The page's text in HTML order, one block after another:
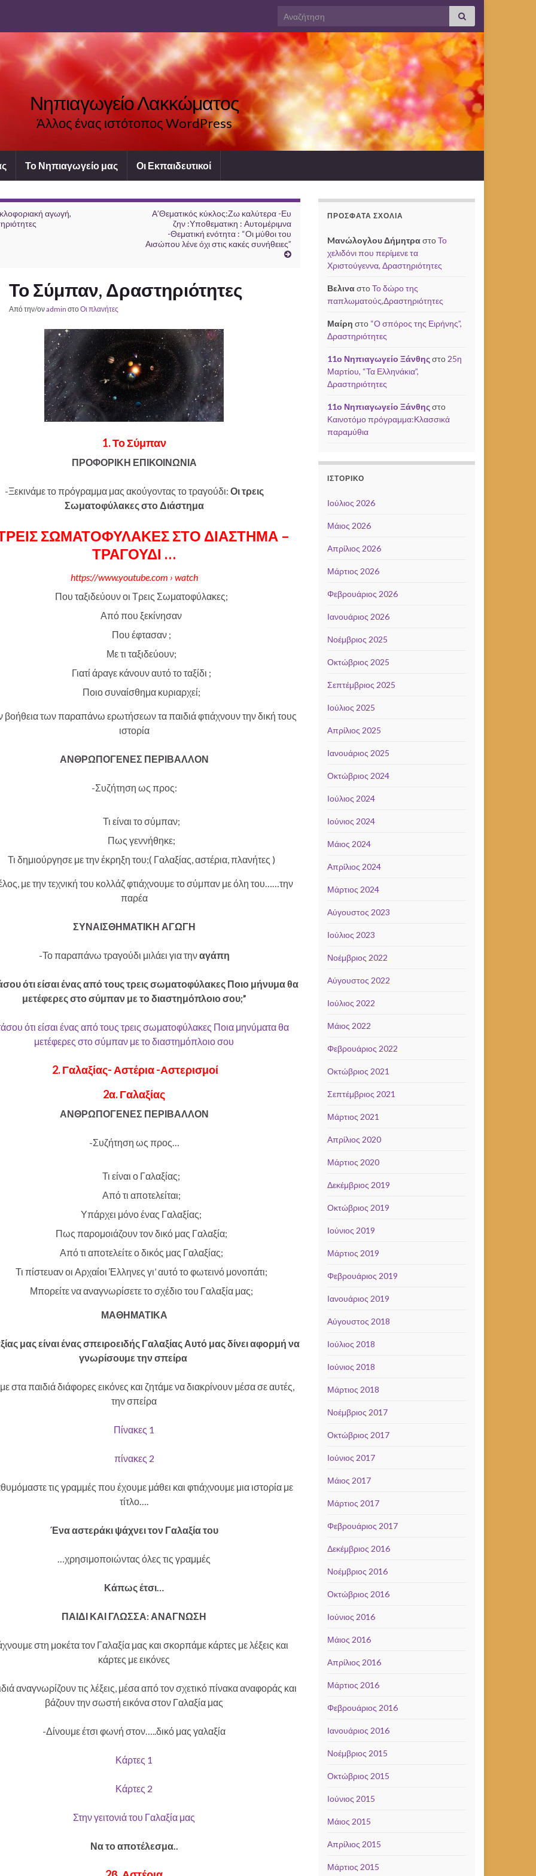
Search for:
Νηπιαγωγείο Λακκώματος
Άλλος ένας ιστότοπος WordPress
Το Νηπιαγωγείο μας Οι Εκπαιδευτικοί
αγωγή,
Α’Θεματικός κύκλος:Ζω καλύτερα -Ευ
ζην :Υποθεματικη : Αυτομέριμνα
-Θεματική ενότητα : “Οι μύθοι του
Αισώπου λένε όχι στις κακές συνήθειες”
Το Σύμπαν, Δραστηριότητες
Από την/ονadmin στοΟι πλανήτες
1. Το Σύμπαν
ΠΡΟΦΟΡΙΚΗ ΕΠΙΚΟΙΝΩΝΙΑ
-Ξεκινάμε το πρόγραμμα μας ακούγοντας το τραγούδι: Οι τρεις
Σωματοφύλακες στο Διάστημα
ΣΩΜΑΤΟΦΥΛΑΚΕΣ ΣΤΟ ΔΙΑΣΤΗΜΑ –
ΤΡΑΓΟΥΔΙ …
https://www.youtube.com › watch
Που ταξιδεύουν οι Τρεις Σωματοφύλακες;
Από που ξεκίνησαν
Που έφτασαν ;
Με τι ταξιδεύουν;
Γιατί άραγε κάνουν αυτό το ταξίδι ;
Ποιο συναίσθημα κυριαρχεί;
βοήθεια των παραπάνω ερωτήσεων τα παιδιά φτιάχνουν την δική τους
ιστορία
ΑΝΘΡΩΠΟΓΕΝΕΣ ΠΕΡΙΒΑΛΛΟΝ
-Συζήτηση ως προς:
Τι είναι το σύμπαν;
Πως γεννήθηκε;
Τι δημιούργησε με την έκρηξη του;( Γαλαξίας, αστέρια, πλανήτες )
με την τεχνική του κολλάζ φτιάχνουμε το σύμπαν με όλη του……την
παρέα
ΣΥΝΑΙΣΘΗΜΑΤΙΚΗ ΑΓΩΓΗ
-Το παραπάνω τραγούδι μιλάει για τηναγάπη
ότι είσαι ένας από τους τρεις σωματοφύλακες Ποιο μήνυμα θα
μετέφερες στο σύμπαν με το διαστημόπλοιο σου;”
ότι είσαι ένας από τους τρεις σωματοφύλακες Ποια μηνύματα θα
μετέφερες στο σύμπαν με το διαστημόπλοιο σου
2. Γαλαξίας- Αστέρια -Αστερισμοί
2α. Γαλαξίας
ΑΝΘΡΩΠΟΓΕΝΕΣ ΠΕΡΙΒΑΛΛΟΝ
-Συζήτηση ως προς…
Τι είναι ο Γαλαξίας;
Από τι αποτελείται;
Υπάρχει μόνο ένας Γαλαξίας;
Πως παρομοιάζουν τον δικό μας Γαλαξία;
Από τι αποτελείτε ο δικός μας Γαλαξίας;
Τι πίστευαν οι Αρχαίοι Έλληνες γι’ αυτό το φωτεινό μονοπάτι;
Μπορείτε να αναγνωρίσετε το σχέδιο του Γαλαξία μας;
ΜΑΘΗΜΑΤΙΚΑ
μας είναι ένας σπειροειδής Γαλαξίας Αυτό μας δίνει αφορμή να
γνωρίσουμε την σπείρα
στα παιδιά διάφορες εικόνες και ζητάμε να διακρίνουν μέσα σε αυτές,
την σπείρα
Πίνακες 1
πίνακες 2
τις γραμμές που έχουμε μάθει και φτιάχνουμε μια ιστορία με
τίτλο….
Ένα αστεράκι ψάχνει τον Γαλαξία του
…χρησιμοποιώντας όλες τις γραμμές
Κάπως έτσι…
ΠΑΙΔΙ ΚΑΙ ΓΛΩΣΣΑ: ΑΝΑΓΝΩΣΗ
στη μοκέτα τον Γαλαξία μας και σκορπάμε κάρτες με λέξεις και
κάρτες με εικόνες
αναγνωρίζουν τις λέξεις, μέσα από τον σχετικό πίνακα αναφοράς και
βάζουν την σωστή εικόνα στον Γαλαξία μας
-Δίνουμε έτσι φωνή στον…..δικό μας γαλαξία
Κάρτες 1
Κάρτες 2
Στην γειτονιά του Γαλαξία μας
Να το αποτέλεσμα..
ΠΡΌΣΦΑΤΑ ΣΧΌΛΙΑ
Mανώλογλου ΔήμητραστοΤο
χελιδόνι που περίμενε τα
Χριστούγεννα, Δραστηριότητες
ΒελιναστοΤο δώρο της
παπλωματούς,Δραστηριότητες
Μαίρη στο “Ο σπόρος της Ειρήνης”,
Δραστηριότητες
11ο Νηπιαγωγείο Ξάνθηςστο 25η
Μαρτίου, “Τα Ελληνάκια”,
Δραστηριότητες
11ο Νηπιαγωγείο Ξάνθηςστο
Καινοτόμο πρόγραμμα:Κλασσικά
παραμύθια
ΙΣΤΟΡΙΚΌ
Ιούλιος 2026
Μάιος 2026
Απρίλιος 2026
Μάρτιος 2026
Φεβρουάριος 2026
Ιανουάριος 2026
Νοέμβριος 2025
Οκτώβριος 2025
Σεπτέμβριος 2025
Ιούλιος 2025
Απρίλιος 2025
Ιανουάριος 2025
Οκτώβριος 2024
Ιούλιος 2024
Ιούνιος 2024
Μάιος 2024
Απρίλιος 2024
Μάρτιος 2024
Αύγουστος 2023
Ιούλιος 2023
Νοέμβριος 2022
Αύγουστος 2022
Ιούλιος 2022
Μάιος 2022
Φεβρουάριος 2022
Οκτώβριος 2021
Σεπτέμβριος 2021
Μάρτιος 2021
Απρίλιος 2020
Μάρτιος 2020
Δεκέμβριος 2019
Οκτώβριος 2019
Ιούνιος 2019
Μάρτιος 2019
Φεβρουάριος 2019
Ιανουάριος 2019
Αύγουστος 2018
Ιούλιος 2018
Ιούνιος 2018
Μάρτιος 2018
Νοέμβριος 2017
Οκτώβριος 2017
Ιούνιος 2017
Μάιος 2017
Μάρτιος 2017
Φεβρουάριος 2017
Δεκέμβριος 2016
Νοέμβριος 2016
Οκτώβριος 2016
Ιούνιος 2016
Μάιος 2016
Απρίλιος 2016
Μάρτιος 2016
Φεβρουάριος 2016
Ιανουάριος 2016
Νοέμβριος 2015
Οκτώβριος 2015
Ιούνιος 2015
Μάιος 2015
Απρίλιος 2015
Μάρτιος 2015